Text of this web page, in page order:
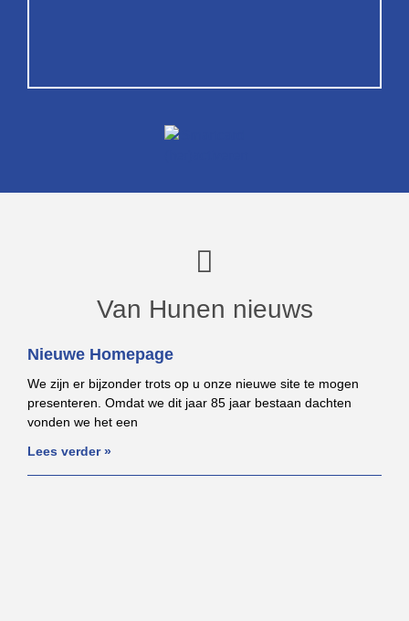
Van Hunen nieuws
Nieuwe Homepage
We zijn er bijzonder trots op u onze nieuwe site te mogen
presenteren. Omdat we dit jaar 85 jaar bestaan dachten
vonden we het een
Lees verder »